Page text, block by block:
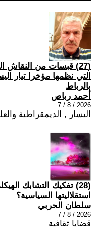
(27) قبسات من النقاش
التي نظمها مؤخرا تيار
بالرباط
أحمد رباص
2026 / 8 / 7
اليسار , الديمقراطية
(28) تفكيك التشابك
استقلاليتها السياسية؟
سلطان الحربي
2026 / 8 / 7
قضايا ثقافية